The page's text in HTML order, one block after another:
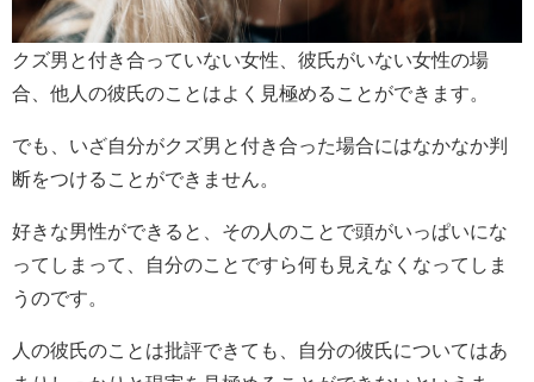
クズ男と付き合っていない女性、彼氏がいない女性の場
合、他人の彼氏のことはよく見極めることができます。
でも、いざ自分がクズ男と付き合った場合にはなかなか判
断をつけることができません。
好きな男性ができると、その人のことで頭がいっぱいにな
ってしまって、自分のことですら何も見えなくなってしま
うのです。
人の彼氏のことは批評できても、自分の彼氏についてはあ